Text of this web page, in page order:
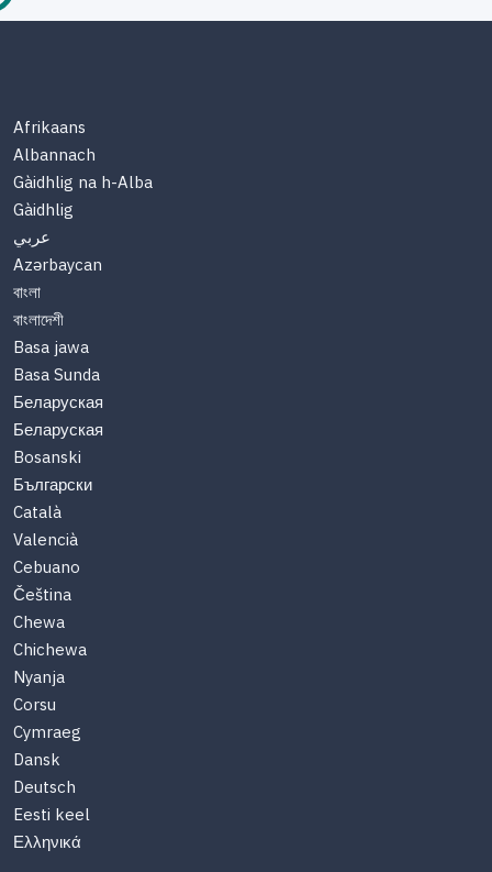
Afrikaans
Albannach
Gàidhlig na h-Alba
Gàidhlig
عربي
Azərbaycan
বাংলা
বাংলাদেশী
Basa jawa
Basa Sunda
Беларуская
Беларуская
Bosanski
Български
Català
Valencià
Cebuano
Čeština
Chewa
Chichewa
Nyanja
Corsu
Cymraeg
Dansk
Deutsch
Eesti keel
Ελληνικά